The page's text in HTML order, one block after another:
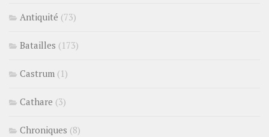
Antiquité (73)
Batailles (173)
Castrum (1)
Cathare (3)
Chroniques (8)